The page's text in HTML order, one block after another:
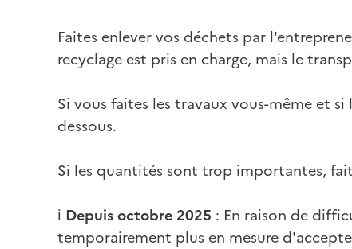
Faites enlever vos déchets par
recyclage est pris en charge, mais le
Si vous faites les travaux vous-même et
dessous.
Si les quantités sont trop importantes,
ℹ️ Depuis octobre 2025 : En raison de
temporairement plus en mesure